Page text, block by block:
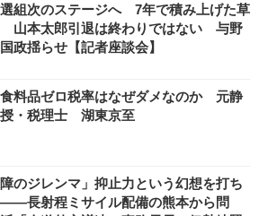
組次のステージへ 7年で積み上げた草
山本太郎引退は終わりではない 与野
政揺らせ【記者座談会】
食料品ゼロ税率はなぜダメなのか 元静
授・税理士 湖東京至
障のジレンマ」抑止力という幻想を打ち
長射程ミサイル配備の熊本から問